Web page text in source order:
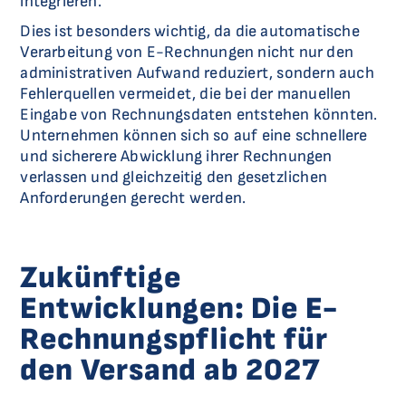
Dies ist besonders wichtig, da die automatische
Verarbeitung von E-Rechnungen nicht nur den
administrativen Aufwand reduziert, sondern auch
Fehlerquellen vermeidet, die bei der manuellen
Eingabe von Rechnungsdaten entstehen könnten.
Unternehmen können sich so auf eine schnellere
und sicherere Abwicklung ihrer Rechnungen
verlassen und gleichzeitig den gesetzlichen
Anforderungen gerecht werden.
Zukünftige
Entwicklungen: Die E-
Rechnungspflicht für
den Versand ab 2027